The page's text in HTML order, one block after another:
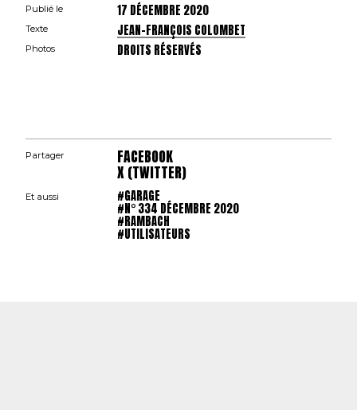
Publié le 17 DÉCEMBRE 2020
Texte JEAN-FRANÇOIS COLOMBET
Photos DROITS RÉSERVÉS
Partager FACEBOOK
X (TWITTER)
Et aussi #GARAGE
#N° 334 DÉCEMBRE 2020
#RAMBACH
#UTILISATEURS